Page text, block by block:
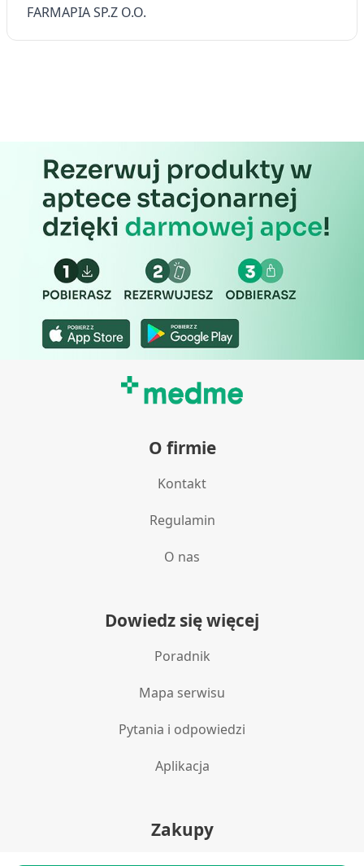
FARMAPIA SP.Z O.O.
O firmie
Kontakt
Regulamin
O nas
Dowiedz się więcej
Poradnik
Mapa serwisu
Pytania i odpowiedzi
Aplikacja
Zakupy
Użycie dokładnych danych
Wydajność (Performance)
Reklama / śledzenie